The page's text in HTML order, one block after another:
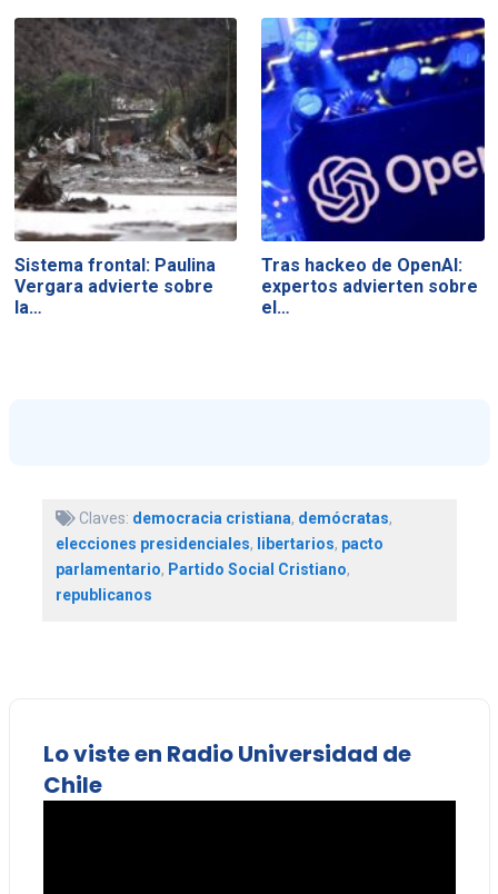
Sistema frontal: Paulina
Vergara advierte sobre
la…
Tras hackeo de OpenAI:
expertos advierten sobre
el…
Claves: democracia cristiana, demócratas,
elecciones presidenciales, libertarios, pacto
parlamentario, Partido Social Cristiano,
republicanos
Lo viste en Radio Universidad de
Chile